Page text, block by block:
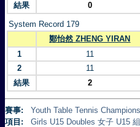
結果
0
System Record 179
鄭怡然 ZHENG YIRAN
1
11
2
11
結果
2
賽事:
Youth Table Tennis
項目:
Girls U15 Doubles 女子 U15